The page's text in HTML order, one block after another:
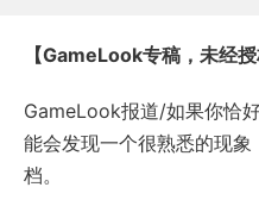
【GameLook专稿，未经授
GameLook报道/如果你恰
能会发现一个很熟悉的现
档。